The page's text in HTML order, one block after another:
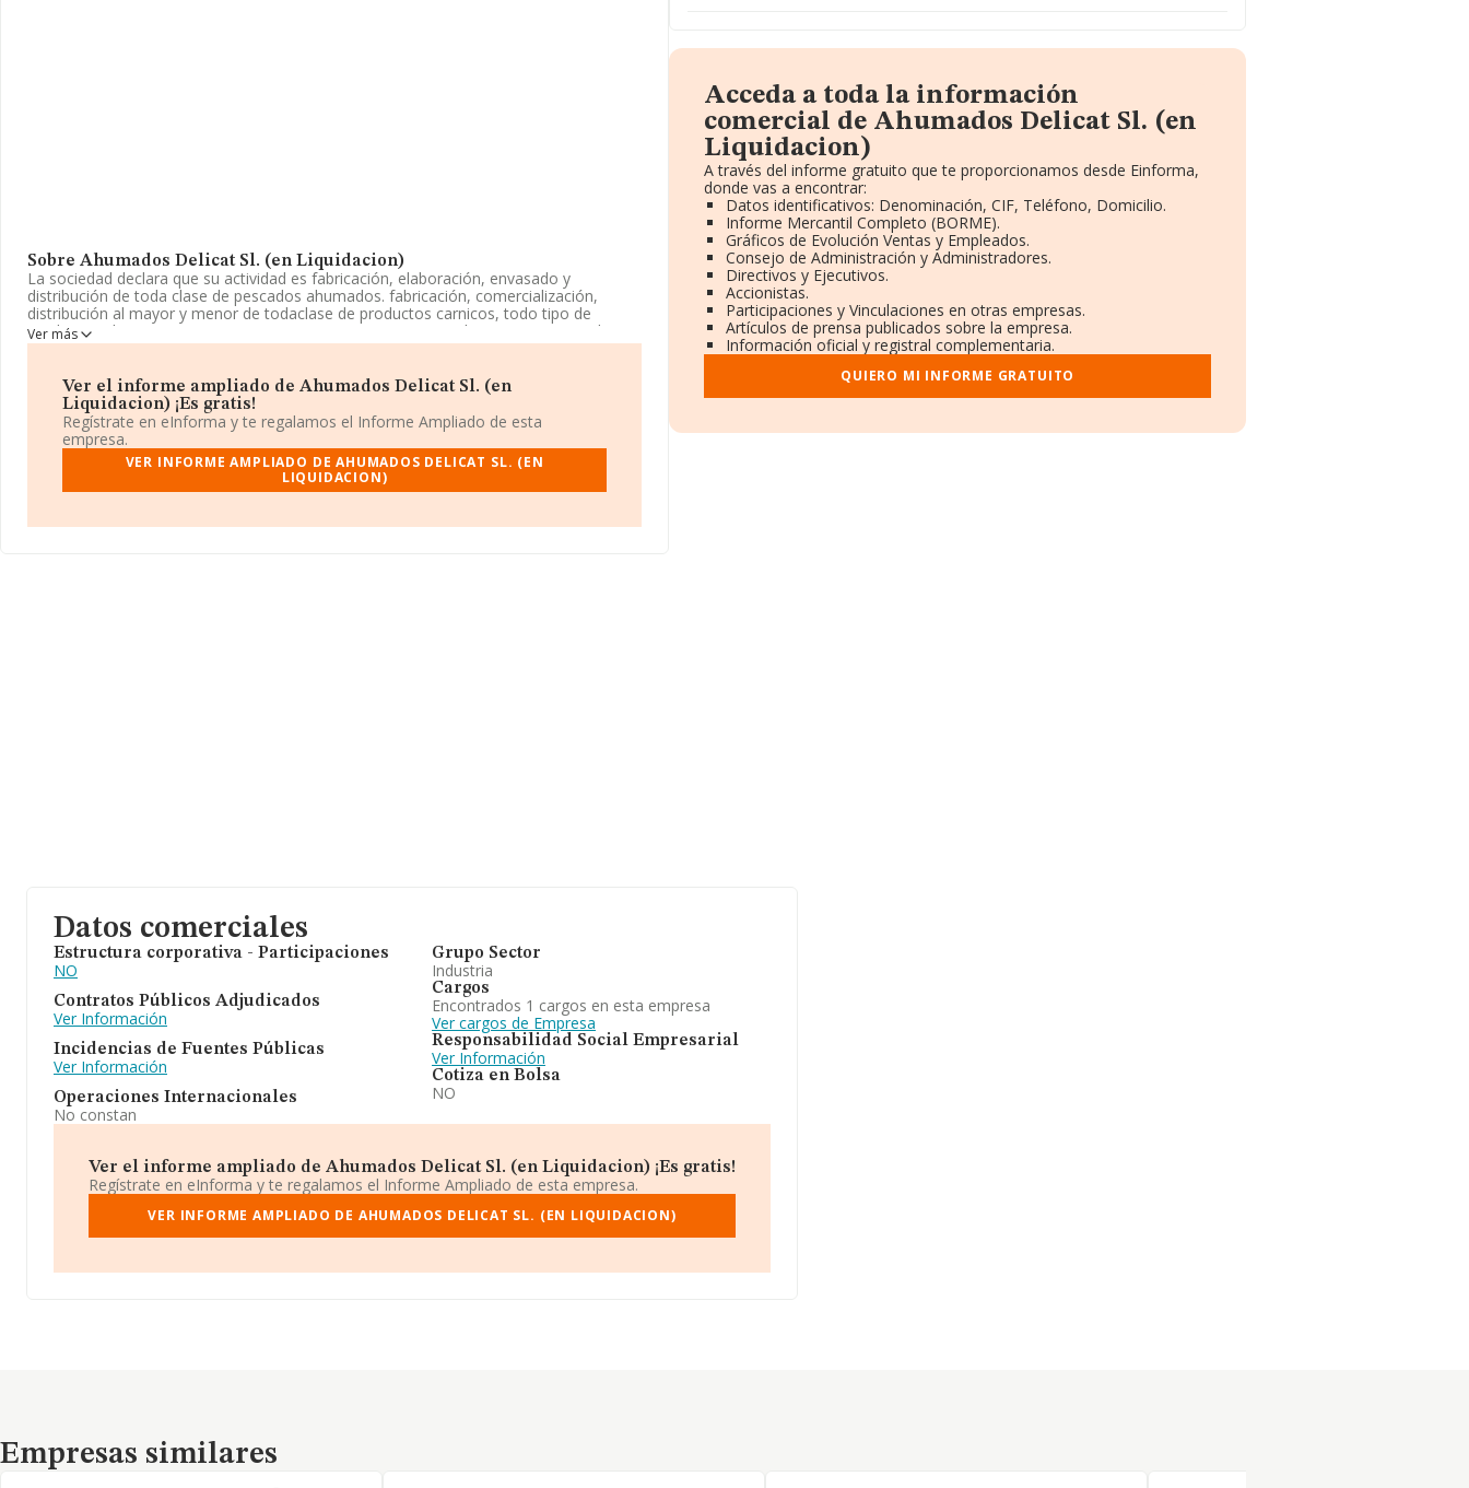
Sobre Ahumados Delicat Sl. (en Liquidacion)
La sociedad declara que su actividad es fabricación, elaboración, envasado y
distribución de toda clase de pescados ahumados. fabricación, comercialización,
distribución al mayor y menor de todaclase de productos carnicos, todo tipo de
productos alimentarios, etc. La empresa aparece inscrita en el Registro Mercantil
como Sociedad Limitada. La actividad de referencia CNAE corresponde a 'Fabricación
mercados exteriores.
La empresaAhumados Delicat S.L. (en Liquidacion), B66046657, se encuentra en
Calle Via Europa núm. S/N, (08520), en el municipio de Les Franqueses Del Valles, en
Barcelona, Cataluña.
En relación con el sector y disponiendo de los datos de hasta 729 empresas, a nivel
facturación de ventas entre todas las compañías asciende a los 4 millones de euros.
Ver más
Ver el informe ampliado de Ahumados Delicat Sl. (en
Liquidacion) ¡Es gratis!
Regístrate en eInforma y te regalamos el Informe Ampliado de esta
empresa.
VER INFORME AMPLIADO DE AHUMADOS DELICAT SL. (EN
LIQUIDACION)
Acceda a toda la información
comercial de Ahumados Delicat Sl. (en
Liquidacion)
A través del informe gratuito que te proporcionamos desde Einforma,
donde vas a encontrar:
Datos identificativos: Denominación, CIF, Teléfono, Domicilio.
Informe Mercantil Completo (BORME).
Gráficos de Evolución Ventas y Empleados.
Consejo de Administración y Administradores.
Directivos y Ejecutivos.
Accionistas.
Participaciones y Vinculaciones en otras empresas.
Artículos de prensa publicados sobre la empresa.
Información oficial y registral complementaria.
QUIERO MI INFORME GRATUITO
Datos comerciales
Estructura corporativa - Participaciones
NO
Contratos Públicos Adjudicados
Ver Información
Incidencias de Fuentes Públicas
Ver Información
Operaciones Internacionales
No constan
Grupo Sector
Industria
Cargos
Encontrados 1 cargos en esta empresa
Ver cargos de Empresa
Responsabilidad Social Empresarial
Ver Información
Cotiza en Bolsa
NO
Ver el informe ampliado de Ahumados Delicat Sl. (en Liquidacion) ¡Es gratis!
Regístrate en eInforma y te regalamos el Informe Ampliado de esta empresa.
VER INFORME AMPLIADO DE AHUMADOS DELICAT SL. (EN LIQUIDACION)
Empresas similares
Empresas similares